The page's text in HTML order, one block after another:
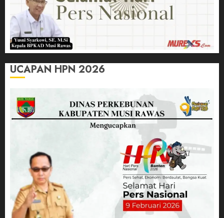
UCAPAN HPN 2026